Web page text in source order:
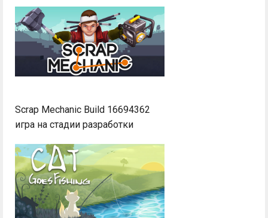
Scrap Mechanic Build 16694362
игра на стадии разработки